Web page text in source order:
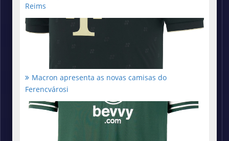
Reims
Macron apresenta as novas camisas do
Ferencvárosi